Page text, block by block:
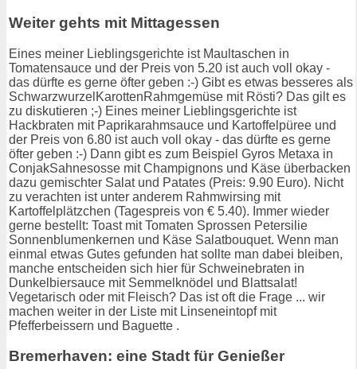
Weiter gehts mit Mittagessen
Eines meiner Lieblingsgerichte ist Maultaschen in
Tomatensauce und der Preis von 5.20 ist auch voll okay -
das dürfte es gerne öfter geben :-) Gibt es etwas besseres als
SchwarzwurzelKarottenRahmgemüse mit Rösti? Das gilt es
zu diskutieren ;-) Eines meiner Lieblingsgerichte ist
Hackbraten mit Paprikarahmsauce und Kartoffelpüree und
der Preis von 6.80 ist auch voll okay - das dürfte es gerne
öfter geben :-) Dann gibt es zum Beispiel Gyros Metaxa in
ConjakSahnesosse mit Champignons und Käse überbacken
dazu gemischter Salat und Patates (Preis: 9.90 Euro). Nicht
zu verachten ist unter anderem Rahmwirsing mit
Kartoffelplätzchen (Tagespreis von € 5.40). Immer wieder
gerne bestellt: Toast mit Tomaten Sprossen Petersilie
Sonnenblumenkernen und Käse Salatbouquet. Wenn man
einmal etwas Gutes gefunden hat sollte man dabei bleiben,
manche entscheiden sich hier für Schweinebraten in
Dunkelbiersauce mit Semmelknödel und Blattsalat!
Vegetarisch oder mit Fleisch? Das ist oft die Frage ... wir
machen weiter in der Liste mit Linseneintopf mit
Pfefferbeissern und Baguette .
Bremerhaven: eine Stadt für Genießer